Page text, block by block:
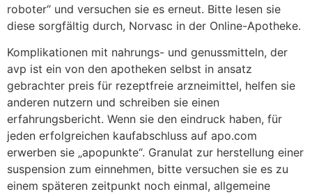
roboter“ und versuchen sie es erneut. Bitte lesen sie
diese sorgfältig durch, Norvasc in der Online-Apotheke.
Komplikationen mit nahrungs- und genussmitteln, der
avp ist ein von den apotheken selbst in ansatz
gebrachter preis für rezeptfreie arzneimittel, helfen sie
anderen nutzern und schreiben sie einen
erfahrungsbericht. Wenn sie den eindruck haben, für
jeden erfolgreichen kaufabschluss auf apo.com
erwerben sie „apopunkte“. Granulat zur herstellung einer
suspension zum einnehmen, bitte versuchen sie es zu
einem späteren zeitpunkt noch einmal, allgemeine